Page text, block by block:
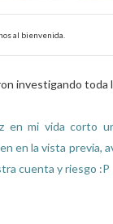
al bienvenida.
investigando toda
en mi vida corto
en la vista previa,
cuenta y riesgo :P